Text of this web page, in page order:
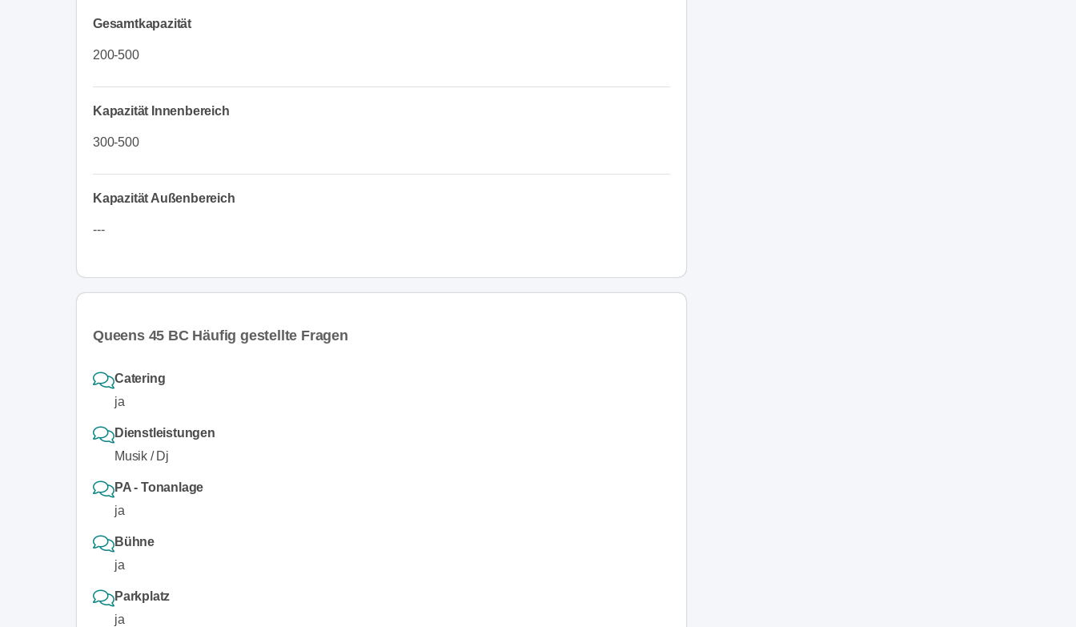
Gesamtkapazität
200-500
Kapazität Innenbereich
300-500
Kapazität Außenbereich
---
Queens 45 BC Häufig gestellte Fragen
Catering
ja
Dienstleistungen
Musik / Dj
PA - Tonanlage
ja
Bühne
ja
Parkplatz
ja